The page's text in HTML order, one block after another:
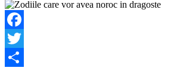
Facebook
Twitter